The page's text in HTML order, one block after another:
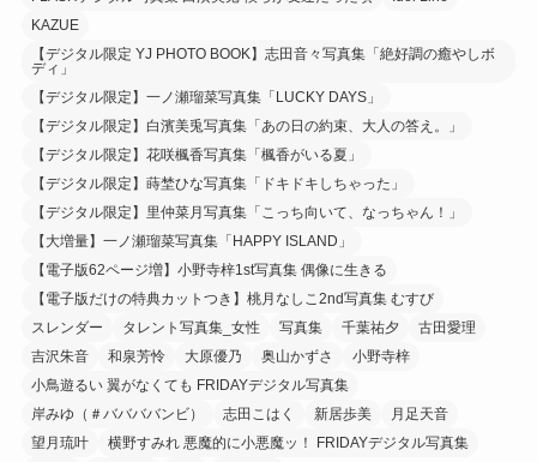
KAZUE
【デジタル限定 YJ PHOTO BOOK】志田音々写真集「絶好調の癒やしボ
ディ」
【デジタル限定】一ノ瀬瑠菜写真集「LUCKY DAYS」
【デジタル限定】白濱美兎写真集「あの日の約束、大人の答え。」
【デジタル限定】花咲楓香写真集「楓香がいる夏」
【デジタル限定】蒔埜ひな写真集「ドキドキしちゃった」
【デジタル限定】里仲菜月写真集「こっち向いて、なっちゃん！」
【大増量】一ノ瀬瑠菜写真集「HAPPY ISLAND」
【電子版62ページ増】小野寺梓1st写真集 偶像に生きる
【電子版だけの特典カットつき】桃月なしこ2nd写真集 むすび
スレンダー
タレント写真集_女性 写真集 千葉祐夕
古田愛理
吉沢朱音
和泉芳怜 大原優乃 奥山かずさ
小野寺梓
小鳥遊るい 翼がなくても FRIDAYデジタル写真集
岸みゆ（＃ババババンビ）
志田こはく 新居歩美
月足天音
望月琉叶
横野すみれ 悪魔的に小悪魔ッ！ FRIDAYデジタル写真集